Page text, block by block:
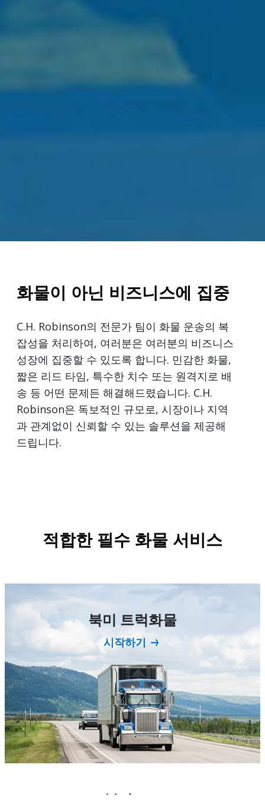
화물이 아닌 비즈니스에 집중
C.H. Robinson의 전문가 팀이 화물 운송의 복
잡성을 처리하여, 여러분은 여러분의 비즈니스
성장에 집중할 수 있도록 합니다. 민감한 화물,
짧은 리드 타임, 특수한 치수 또는 원격지로 배
송 등 어떤 문제든 해결해드렸습니다. C.H.
Robinson은 독보적인 규모로, 시장이나 지역
과 관계없이 신뢰할 수 있는 솔루션을 제공해
드립니다.
적합한 필수 화물 서비스
북미 트럭화물
시작하기
북미 LTL